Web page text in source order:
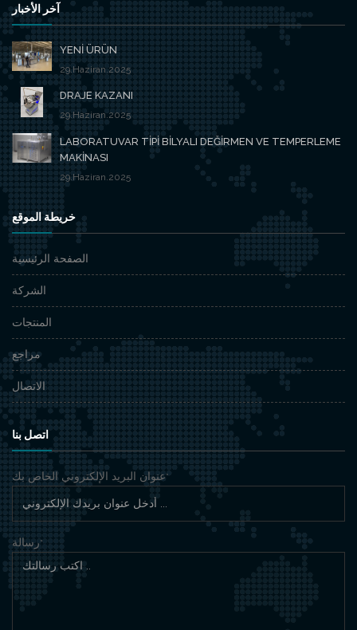
آخر الأخبار
YENİ ÜRÜN
29.Haziran.2025
DRAJE KAZANI
29.Haziran.2025
LABORATUVAR TİPİ BİLYALI DEĞİRMEN VE TEMPERLEME
MAKİNASI
29.Haziran.2025
خريطة الموقع
الصفحة الرئيسية
الشركة
المنتجات
مراجع
الاتصال
اتصل بنا
عنوان البريد الإلكتروني الخاص بك*
رسالة*